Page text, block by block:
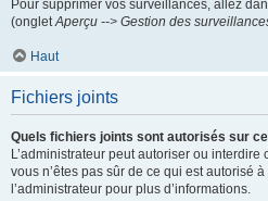
Pour supprimer vos surveillances, allez
(ongletAperçu --> Gestion des
Haut
Fichiers joints
Quels fichiers joints sont autorisés sur
L’administrateur peut autoriser ou
vous n’êtes pas sûr de ce qui est autorisé
l’administrateur pour plus d’informations.